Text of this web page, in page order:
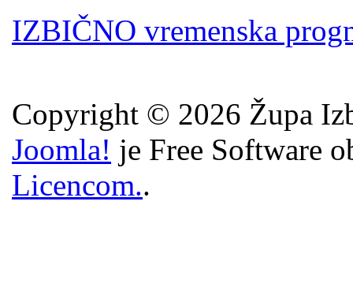
IZBIČNO vremenska
Copyright © 2026 Župa
Joomla! je Free Software
Licencom..